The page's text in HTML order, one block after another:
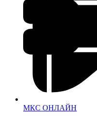
МКС ОНЛАЙН